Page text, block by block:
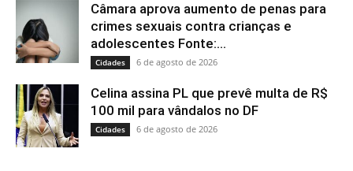
Câmara aprova aumento de penas para
crimes sexuais contra crianças e
adolescentes Fonte:...
Cidades 6 de agosto de 2026
Celina assina PL que prevê multa de R$
100 mil para vândalos no DF
Cidades 6 de agosto de 2026